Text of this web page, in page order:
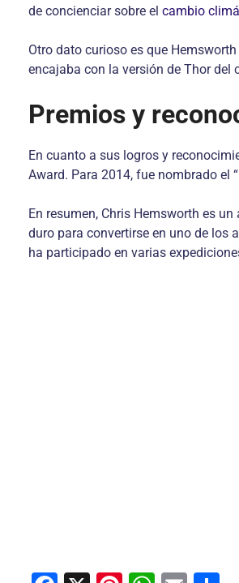
de concienciar sobre el cambio
Otro dato curioso es que
encajaba con la versión de Thor del
Premios y
En cuanto a sus logros y
Award. Para 2014, fue nombrado el
En resumen, Chris Hemsworth es
duro para convertirse en uno de los
ha participado en varias